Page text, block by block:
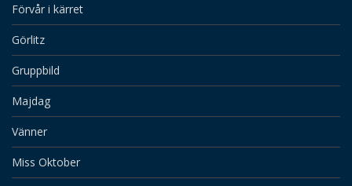
Förvår i kärret
Görlitz
Gruppbild
Majdag
Vänner
Miss Oktober